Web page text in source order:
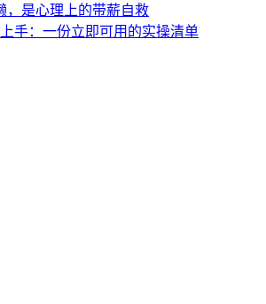
，是心理上的带薪自救
手：一份立即可用的实操清单